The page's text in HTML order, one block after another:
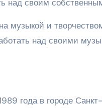
над своим
музыкой и
над своими
года в городе